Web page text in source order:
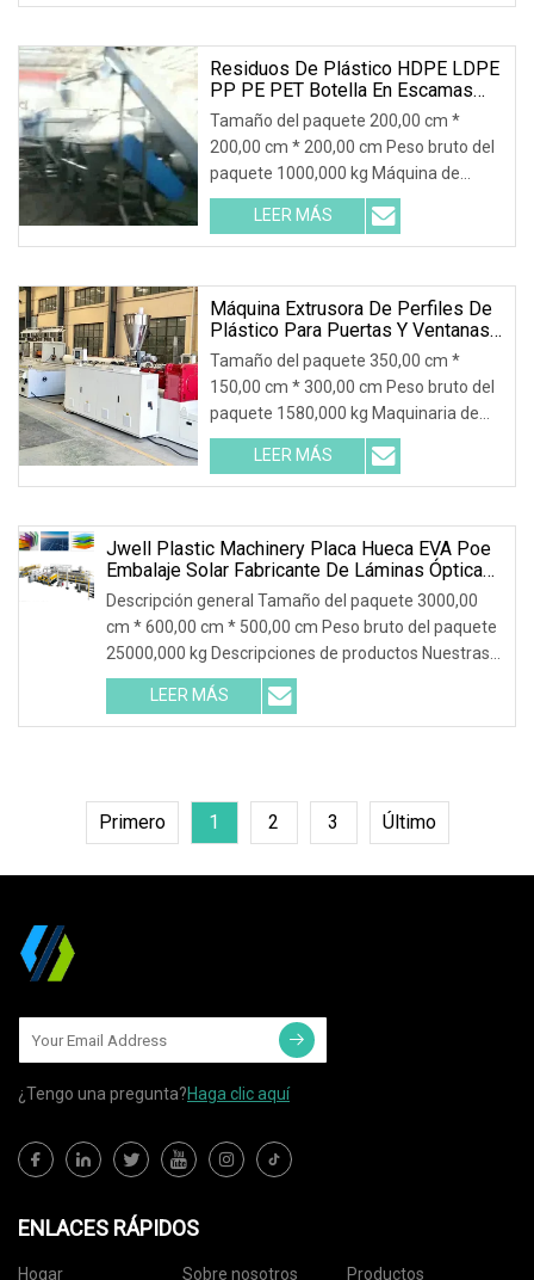
velocidad Aplicación: Extrusión de perfiles
Residuos De Plástico HDPE LDPE
PP PE PET Botella En Escamas
Película Bolsas Tejidas Trituración
Lavado Línea De Reciclaje Planta
De Peletización Granuladora
Máquina De Granulación
Tamaño del paquete 200,00 cm *
200,00 cm * 200,00 cm Peso bruto del
paquete 1000,000 kg Máquina de
reciclaje de botellas de PP PE 1.
Descripción del producto • Esta
máquina de reciclaje de plástico está
LEER MÁS
Máquina Extrusora De Perfiles De
Plástico Para Puertas Y Ventanas
De UPVC/PVC/marco De
Puerta/panel De Techo
Tamaño del paquete 350,00 cm *
150,00 cm * 300,00 cm Peso bruto del
paquete 1580,000 kg Maquinaria de
extrusión de perfiles de puertas y
ventanas de UPVC/PVC Línea de
producción de paneles de
de puerta/puerta de WPC/PVC
LEER MÁS
Jwell Plastic Machinery Placa Hueca EVA Poe
Embalaje Solar Fabricante De Láminas Ópticas
Y Proveedor De Máquinas Para Fabricar
Extrusiones De
Tableros/películas/tuberías/perfiles/reciclaje
Descripción general Tamaño del paquete 3000,00
cm * 600,00 cm * 500,00 cm Peso bruto del paquete
25000,000 kg Descripciones de productos Nuestras
ventajas Taller Procesamiento Control de calidad
Servicio global y capacitación Embalaje y
LEER MÁS
Primero 1 2 3 Último
¿Tengo una pregunta?Haga clic aquí
ENLACES RÁPIDOS
Hogar Sobre nosotros Productos